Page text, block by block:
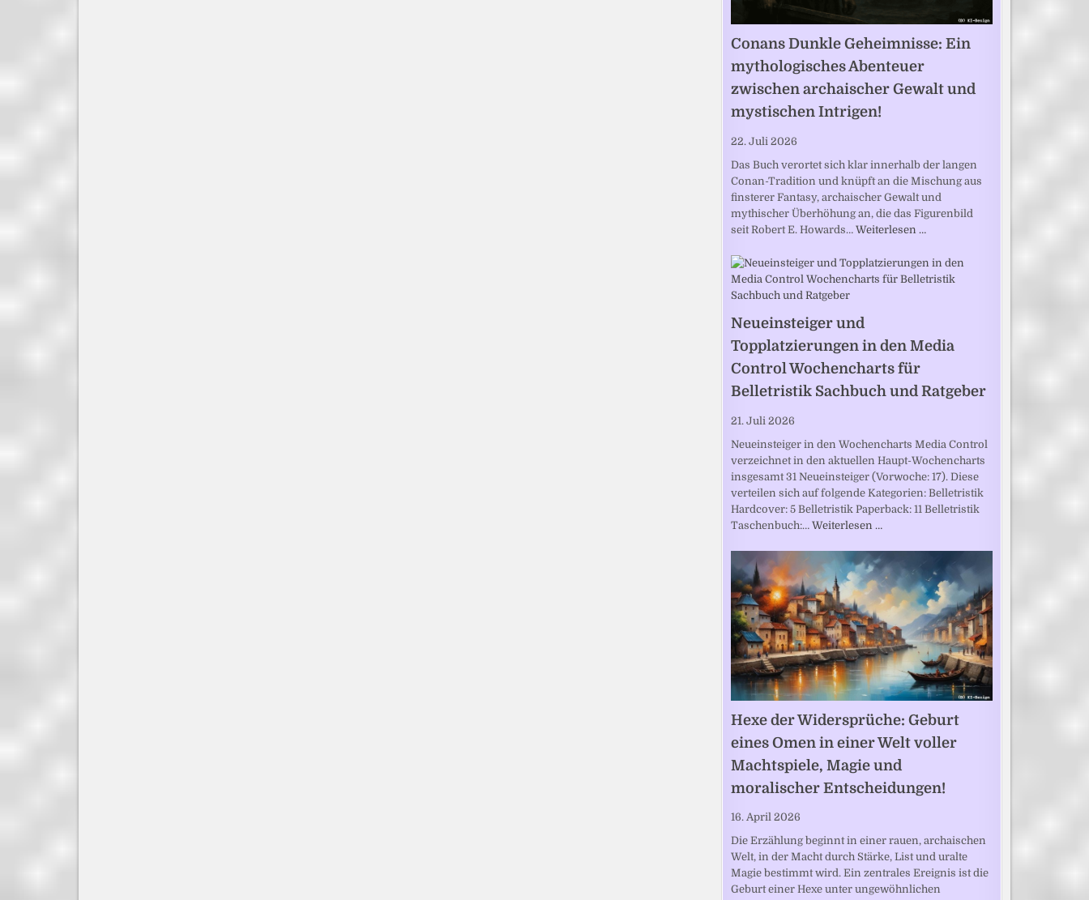
Conans Dunkle Geheimnisse: Ein
mythologisches Abenteuer
zwischen archaischer Gewalt und
mystischen Intrigen!
22. Juli 2026
Das Buch verortet sich klar innerhalb der langen
Conan-Tradition und knüpft an die Mischung aus
finsterer Fantasy, archaischer Gewalt und
mythischer Überhöhung an, die das Figurenbild
seit Robert E. Howards… Weiterlesen …
Neueinsteiger und
Topplatzierungen in den Media
Control Wochencharts für
Belletristik Sachbuch und Ratgeber
21. Juli 2026
Neueinsteiger in den Wochencharts Media Control
verzeichnet in den aktuellen Haupt-Wochencharts
insgesamt 31 Neueinsteiger (Vorwoche: 17). Diese
verteilen sich auf folgende Kategorien: Belletristik
Hardcover: 5 Belletristik Paperback: 11 Belletristik
Taschenbuch:… Weiterlesen …
Hexe der Widersprüche: Geburt
eines Omen in einer Welt voller
Machtspiele, Magie und
moralischer Entscheidungen!
16. April 2026
Die Erzählung beginnt in einer rauen, archaischen
Welt, in der Macht durch Stärke, List und uralte
Magie bestimmt wird. Ein zentrales Ereignis ist die
Geburt einer Hexe unter ungewöhnlichen